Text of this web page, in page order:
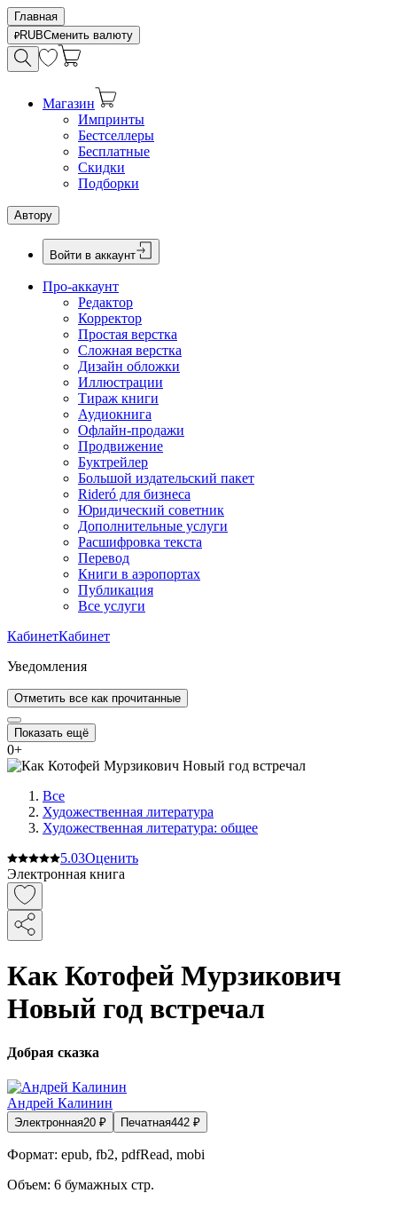
Главная
RUBСменить валюту
Магазин
Импринты
Бестселлеры
Бесплатные
Скидки
Подборки
Автору
Войти в аккаунт
Про-аккаунт
Редактор
Корректор
Простая верстка
Сложная верстка
Дизайн обложки
Иллюстрации
Тираж книги
Аудиокнига
Офлайн-продажи
Продвижение
Буктрейлер
Большой издательский пакет
Rideró для бизнеса
Юридический советник
Дополнительные услуги
Расшифровка текста
Перевод
Книги в аэропортах
Публикация
Все услуги
КабинетКабинет
Уведомления
Отметить все как прочитанные
Показать ещё
0+
Все
Художественная литература
Художественная литература: общее
5.03Оценить
Электронная книга
Как Котофей Мурзикович
Новый год встречал
Добрая сказка
Андрей Калинин
Электронная20 ₽ Печатная442 ₽
Формат: epub, fb2, pdfRead, mobi
Объем: 6 бумажных стр.